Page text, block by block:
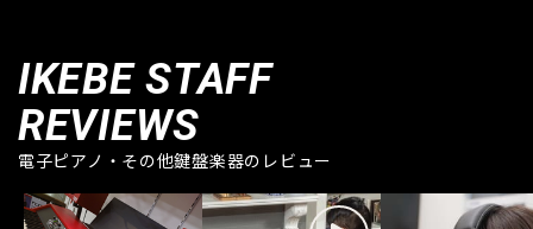
IKEBE STAFF
REVIEWS
電子ピアノ・その他鍵盤楽器のレビュー